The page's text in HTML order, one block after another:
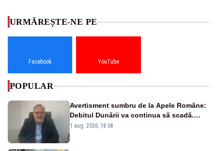
URMĂREȘTE-NE PE
Facebook YouTube
POPULAR
Avertisment sumbru de la Apele Române:
Debitul Dunării va continua să scadă.
Cernavodă s-ar putea închide în 4 zile
1 aug. 2026, 18:08